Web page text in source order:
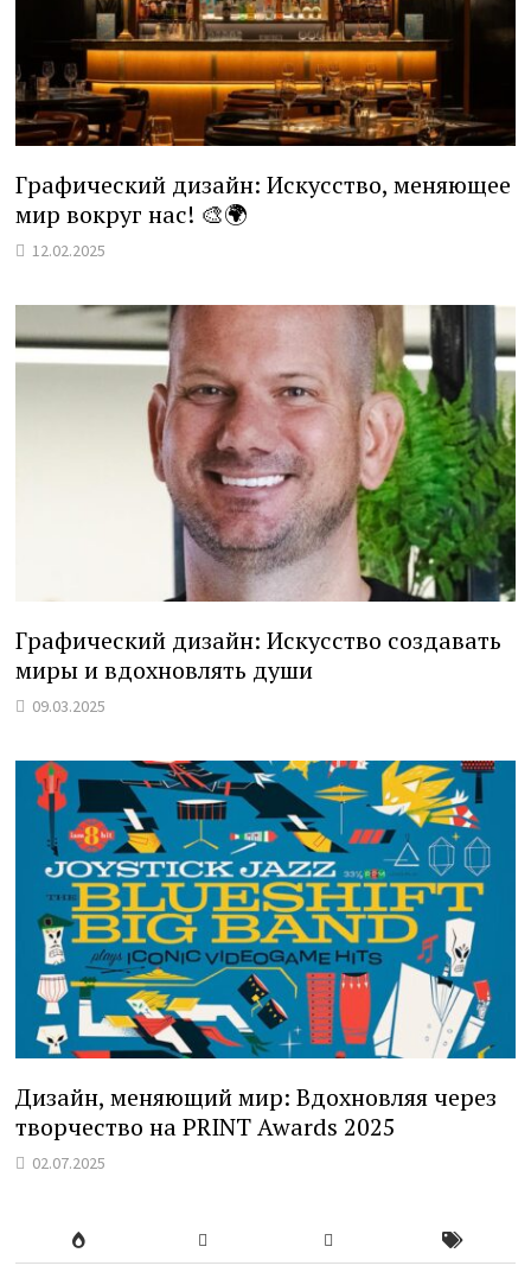
Графический дизайн: Искусство, меняющее
мир вокруг нас! 🎨🌍
12.02.2025
Графический дизайн: Искусство создавать
миры и вдохновлять души
09.03.2025
Дизайн, меняющий мир: Вдохновляя через
творчество на PRINT Awards 2025
02.07.2025